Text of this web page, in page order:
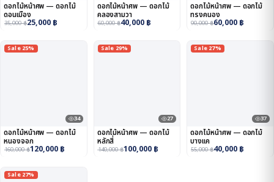
ดอกไม้หน้าศพ — ดอกไม้
ดอนเมือง
35,000฿25,000 ฿
ดอกไม้หน้าศพ — ดอกไม้
คลองสามวา
60,000฿40,000 ฿
ดอกไม้หน้าศพ — ดอกไม้
ทรงคนอง
90,000฿60,000 ฿
Sale 25%
34
ดอกไม้หน้าศพ — ดอกไม้
หนองจอก
160,000฿120,000 ฿
Sale 29%
27
ดอกไม้หน้าศพ — ดอกไม้
หลักสี่
140,000฿100,000 ฿
Sale 27%
37
ดอกไม้หน้าศพ — ดอกไม้
บางแค
55,000฿40,000 ฿
Sale 27%